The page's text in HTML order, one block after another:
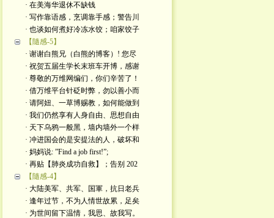
· 在美海华退休不缺钱
· 写作靠语感，烹调靠手感；警告川
· 也谈如何煮好冷冻水饺；咱家饺子
【隨感-5】
· 谢谢白熊兄（白熊的博客）! 您尽
· 祝贺五届生学长末班车开博，感谢
· 尊敬的万维网编们，你们辛苦了！
· 借万维平台针砭时弊，勿以善小而
· 请阿妞、一草博赐教，如何能做到
· 我们仍然享有人身自由、思想自由
· 天下乌鸦一般黑，墙内墙外一个样
· 冲进国会的是安提法的人，破坏和
· 妈妈说: ”Find a job first!”;
· 再贴【肺炎成功自救】；告别 202
【隨感-4】
· 大陆美军、共军、国軍，抗日老兵
· 逢年过节，不为人情世故累，足矣
· 为世间留下温情，我思、故我写。